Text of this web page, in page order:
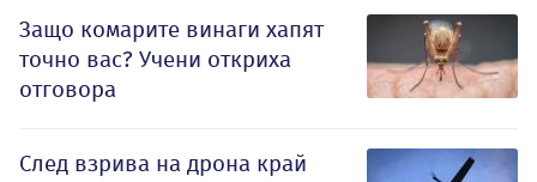
Защо комарите винаги хапят
точно вас? Учени откриха
отговора
След взрива на дрона край